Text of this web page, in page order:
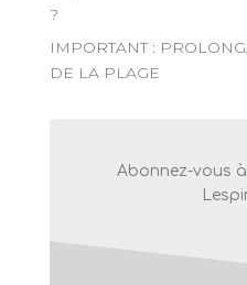
?
IMPORTANT :
DE LA PLAGE
Abonnez-vous